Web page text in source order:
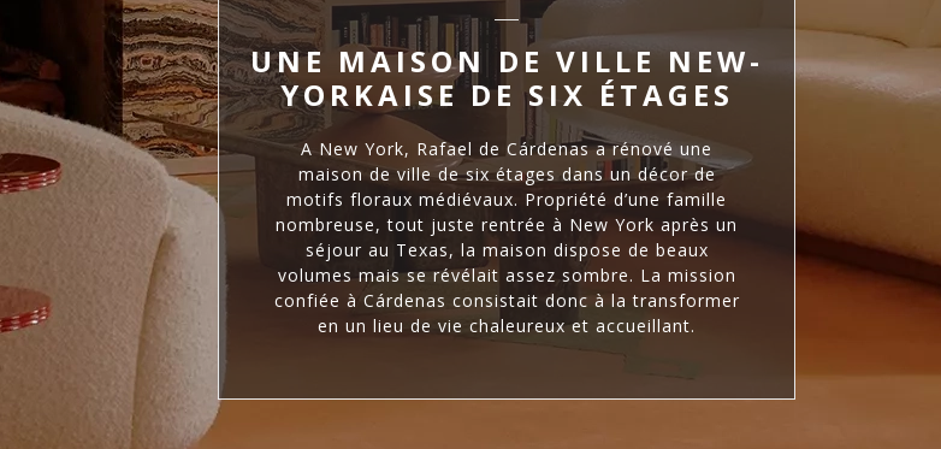
UNE MAISON DE VILLE NEW-
YORKAISE DE SIX ÉTAGES
A New York, Rafael de Cárdenas a rénové une
maison de ville de six étages dans un décor de
motifs floraux médiévaux. Propriété d’une famille
nombreuse, tout juste rentrée à New York après un
séjour au Texas, la maison dispose de beaux
volumes mais se révélait assez sombre. La mission
confiée à Cárdenas consistait donc à la transformer
en un lieu de vie chaleureux et accueillant.